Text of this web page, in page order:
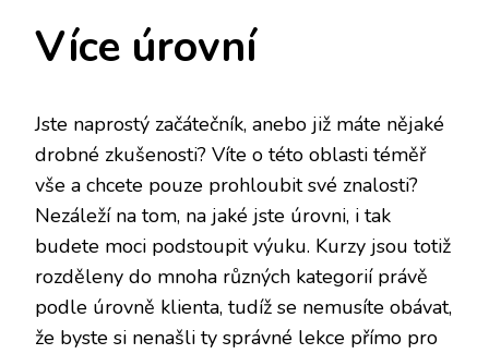
Více úrovní
Jste naprostý začátečník, anebo již máte nějaké
drobné zkušenosti? Víte o této oblasti téměř
vše a chcete pouze prohloubit své znalosti?
Nezáleží na tom, na jaké jste úrovni, i tak
budete moci podstoupit výuku. Kurzy jsou totiž
rozděleny do mnoha různých kategorií právě
podle úrovně klienta, tudíž se nemusíte obávat,
že byste si nenašli ty správné lekce přímo pro